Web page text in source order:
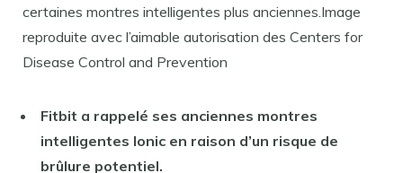
certaines montres intelligentes plus anciennes.Image
reproduite avec l’aimable autorisation des Centers for
Disease Control and Prevention
Fitbit a rappelé ses anciennes montres
intelligentes Ionic en raison d’un risque de
brûlure potentiel.